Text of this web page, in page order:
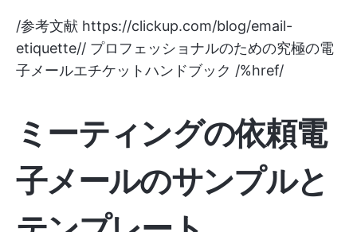
/参考文献 https://clickup.com/blog/email-
etiquette// プロフェッショナルのための究極の電
子メールエチケットハンドブック /%href/
ミーティングの依頼電
子メールのサンプルと